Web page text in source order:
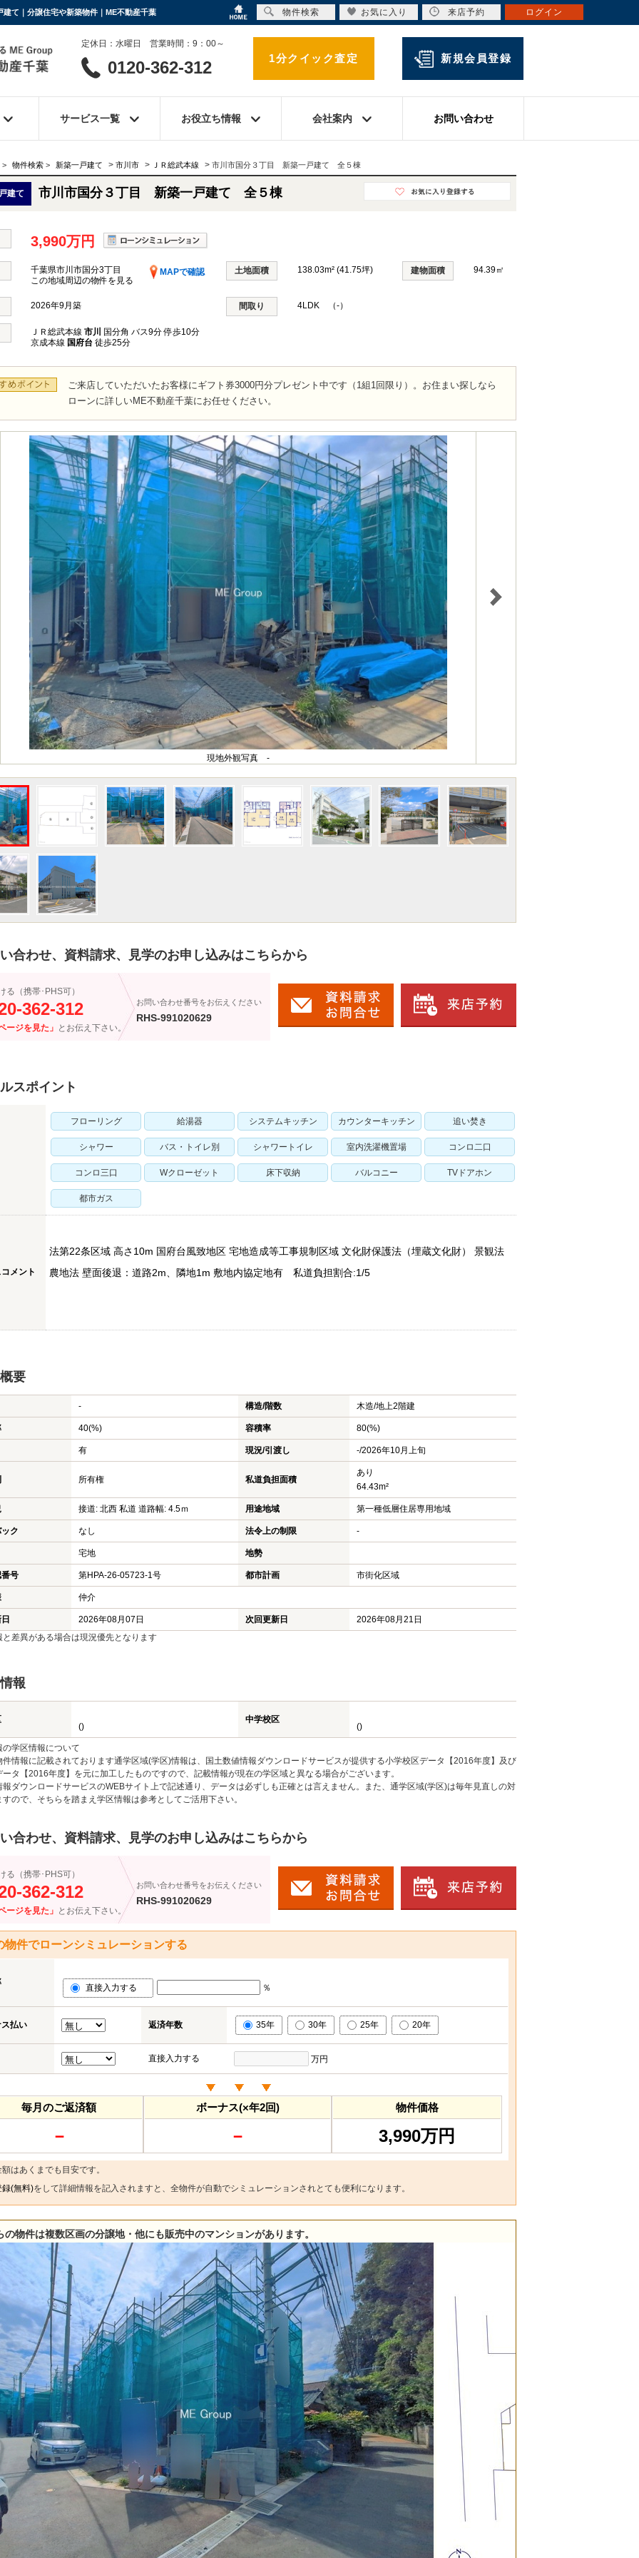
て｜分譲住宅や新築物件｜ME不動産千葉
定休日：水曜日 営業時間：9：00～
0120-362-312 1分クイック査定 新規会員登録
サービス一覧 お役立ち情報 会社案内 お問い合わせ
> 物件検索 > 新築一戸建て > 市川市 > ＪＲ総武本線 > 市川市国分３丁目 新築一戸建て 全５棟
建て 市川市国分３丁目 新築一戸建て 全５棟
3,990万円
千葉県市川市国分3丁目
MAPで確認
この地域周辺の物件を見る
土地面積 138.03m² (41.75坪) 建物面積 94.39㎡
2026年9月築 間取り 4LDK （-）
ＪＲ総武本線 市川 国分角 バス9分 停歩10分
京成本線 国府台 徒歩25分
ご来店していただいたお客様にギフト券3000円分プレゼント中です（1組1回限り）。お住まい探しなら
ローンに詳しいME不動産千葉にお任せください。
現地外観写真 -
合わせ、資料請求、見学のお申し込みはこちらから
る（携帯･PHS可）
362-312
ージを見た」 とお伝え下さい。
お問い合わせ番号をお伝えください
RHS-991020629
スポイント
フローリング 給湯器 システムキッチン カウンターキッチン 追い焚き
シャワー バス・トイレ別 シャワートイレ 室内洗濯機置場 コンロ二口
コンロ三口 Wクローゼット 床下収納 バルコニー TVドアホン
都市ガス
メント
法第22条区域 高さ10m 国府台風致地区 宅地造成等工事規制区域 文化財保護法（埋蔵文化財） 景観法
農地法 壁面後退：道路2m、隣地1m 敷地内協定地有 私道負担割合:1/5
要
- 構造/階数 木造/地上2階建
40(%) 容積率 80(%)
有 現況/引渡し -/2026年10月上旬
所有権 私道負担面積
あり
64.43m²
接道: 北西 私道 道路幅: 4.5ｍ 用途地域 第一種低層住居専用地域
ク なし 法令上の制限 -
宅地 地勢
号 第HPA-26-05723-1号 都市計画 市街化区域
仲介
2026年08月07日 次回更新日
2026年08月21日
差異がある場合は現況優先となります
報
()
中学校区
()
学区情報について
件情報に記載されております通学区域(学区)情報は、国土数値情報ダウンロードサービスが提供する小学校区データ【2016年度】及び
ータ【2016年度】を元に加工したものですので、記載情報が現在の学区域と異なる場合がございます。
報ダウンロードサービスのWEBサイト上で記述通り、データは必ずしも正確とは言えません。また、通学区域(学区)は毎年見直しの対
ので、そちらを踏まえ学区情報は参考としてご活用下さい。
合わせ、資料請求、見学のお申し込みはこちらから
る（携帯･PHS可）
362-312
ージを見た」 とお伝え下さい。
お問い合わせ番号をお伝えください
RHS-991020629
物件でローンシミュレーションする
直接入力する ％
払い 返済年数 35年 30年 25年 20年
直接入力する 万円
毎月のご返済額
－
ボーナス(×年2回)
－
物件価格
3,990万円
はあくまでも目安です。
録(無料)をして詳細情報を記入されますと、全物件が自動でシミュレーションされとても便利になります。
の物件は複数区画の分譲地・他にも販売中のマンションがあります。
物件検索 お気に入り 来店予約 ログイン